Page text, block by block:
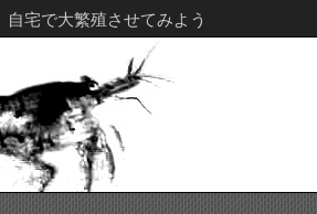
自宅で大繁殖させてみよう